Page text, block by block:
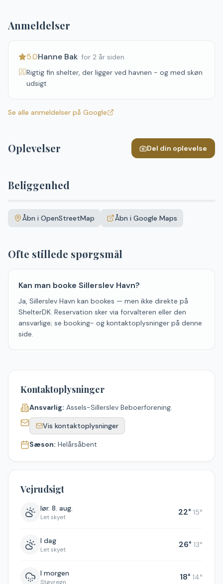
Anmeldelser
5.0Hanne Bak· for 2 år siden
Rigtig fin shelter, der ligger ved havnen - og med skøn
udsigt
Se alle anmeldelser på Google
Oplevelser Del din oplevelse
Beliggenhed
+Åbn i OpenStreetMap Åbn i Google Maps
Ofte stillede spørgsmål
Kan man booke Sillerslev Havn?
Ja, Sillerslev Havn kan bookes — men ikke direkte på
ShelterDK. Reservation sker via forvalteren eller den
ansvarlige; se booking- og kontaktoplysninger på denne
side.
Kontaktoplysninger
Ansvarlig: Assels-Sillerslev Beboerforening.
Vis kontaktoplysninger
Sæson: Helårsåbent
Vejrudsigt
lør. 8. aug.
Let skyet 22° 15°
I dag
Let skyet 26° 13°
I morgen
Støvregn 18° 14°